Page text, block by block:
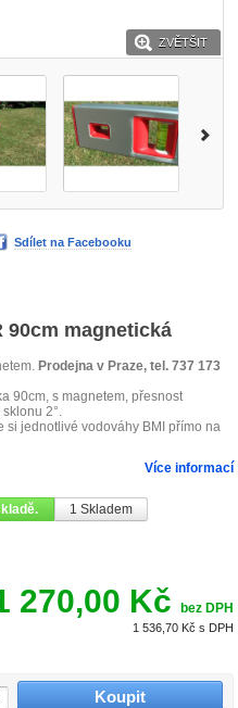
ZVĚTŠIT
Sdílet na Facebooku
90cm magnetická
Prodejna v Praze, tel. 737 173
90cm, s magnetem, přesnost
2°.
jednotlivé vodováhy BMI přímo na
Více informací
1 Skladem
270,00 Kč bez DPH
1 536,70 Kč s DPH